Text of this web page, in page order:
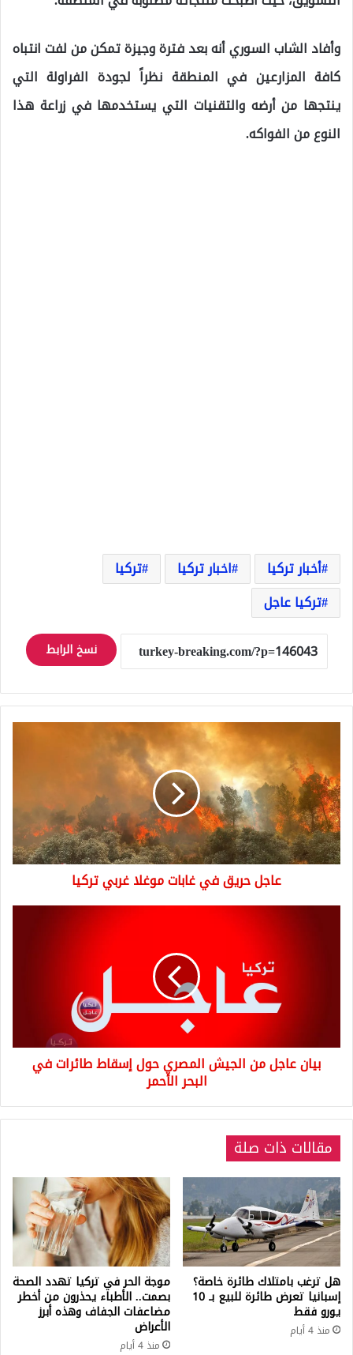
وأفاد الشاب السوري أنه بعد فترة وجيزة تمكن من لفت انتباه
كافة المزارعين في المنطقة نظراً لجودة الفراولة التي
ينتجها من أرضه والتقنيات التي يستخدمها في زراعة هذا
النوع من الفواكه.
أخبار تركيا اخبار تركيا
تركيا
تركيا عاجل
نسخ الرابط
في
غابات
موغلا
غربي
تركيا
عاجل حريق في غابات موغلا غربي تركيا
في
بيان عاجل من الجيش المصري حول إسقاط طائرات في
البحر الأحمر
مقالات ذات صلة
هل ترغب بامتلاك طائرة خاصة؟
إسبانيا تعرض طائرة للبيع بـ 10
يورو فقط
منذ 4 أيام
موجة الحر في تركيا تهدد الصحة
بصمت.. الأطباء يحذرون من أخطر
مضاعفات الجفاف وهذه أبرز
الأعراض
منذ 4 أيام